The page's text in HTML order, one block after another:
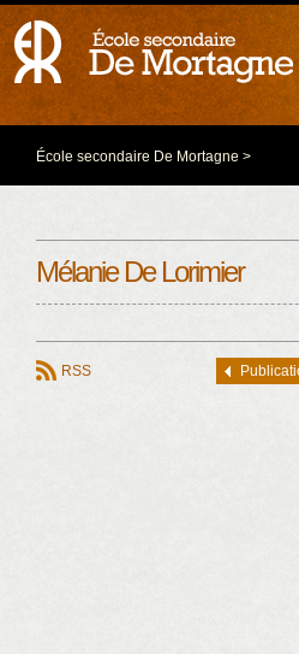
École secondaire De Mortagne >
Mélanie De Lorimier
RSS